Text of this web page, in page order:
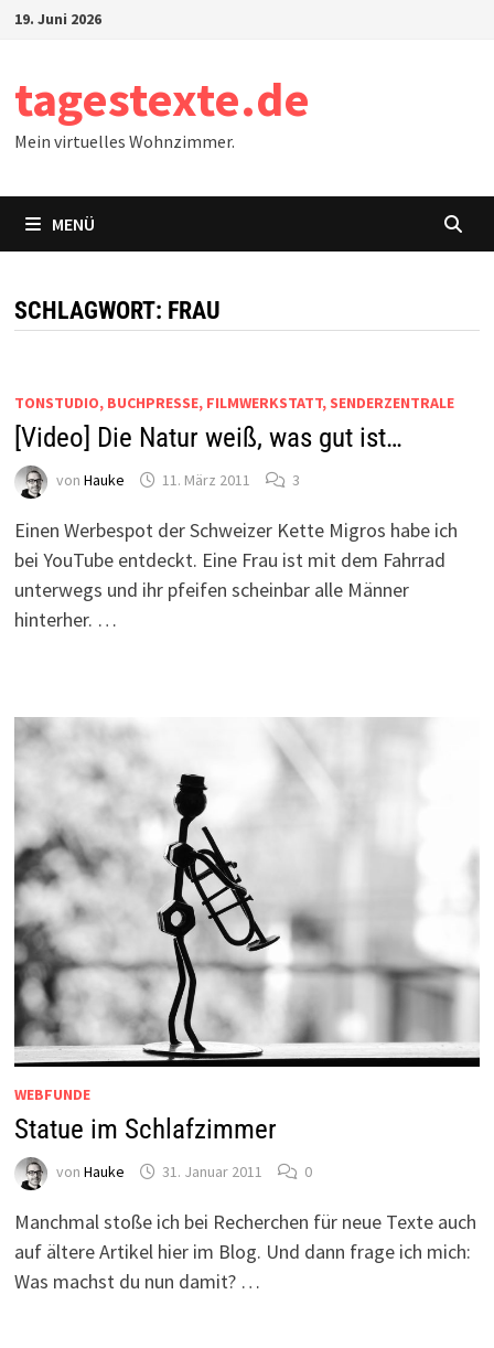
Zum19. Juni 2026
tagestexte.de
Mein virtuelles Wohnzimmer.
MENÜ
SCHLAGWORT: FRAU
TONSTUDIO, BUCHPRESSE, FILMWERKSTATT, SENDERZENTRALE
[Video] Die Natur weiß, was gut ist…
von Hauke 11. März 2011 3
Einen Werbespot der Schweizer Kette Migros habe ich
bei YouTube entdeckt. Eine Frau ist mit dem Fahrrad
unterwegs und ihr pfeifen scheinbar alle Männer
hinterher. …
WEBFUNDE
Statue im Schlafzimmer
von Hauke 31. Januar 2011 0
Manchmal stoße ich bei Recherchen für neue Texte auch
auf ältere Artikel hier im Blog. Und dann frage ich mich:
Was machst du nun damit? …